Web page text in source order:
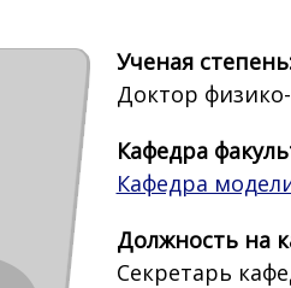
Ученая
Доктор
Кафедра
Кафедра
Должность на
Секретарь